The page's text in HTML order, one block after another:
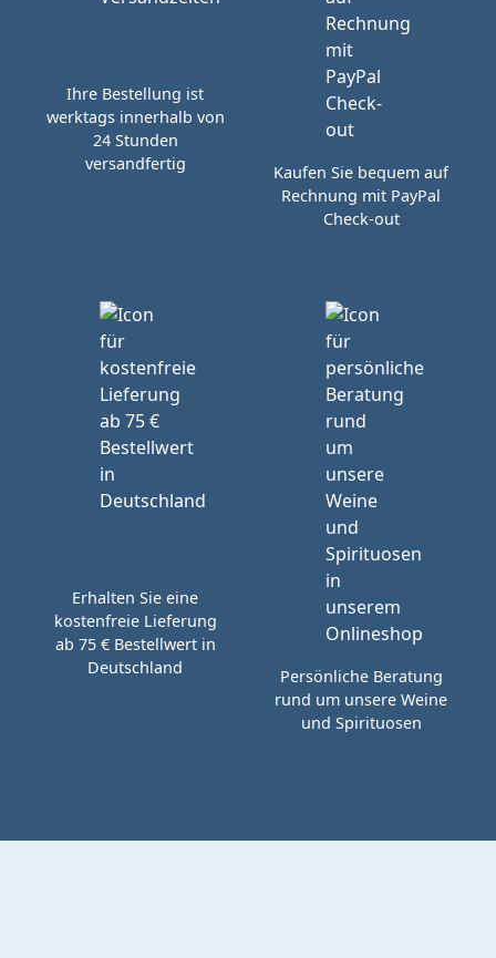
Ihre Bestellung ist
werktags innerhalb von
24 Stunden
versandfertig
Kaufen Sie bequem auf
Rechnung mit PayPal
Check-out
Erhalten Sie eine
kostenfreie Lieferung
ab 75 € Bestellwert in
Deutschland
Persönliche Beratung
rund um unsere Weine
und Spirituosen